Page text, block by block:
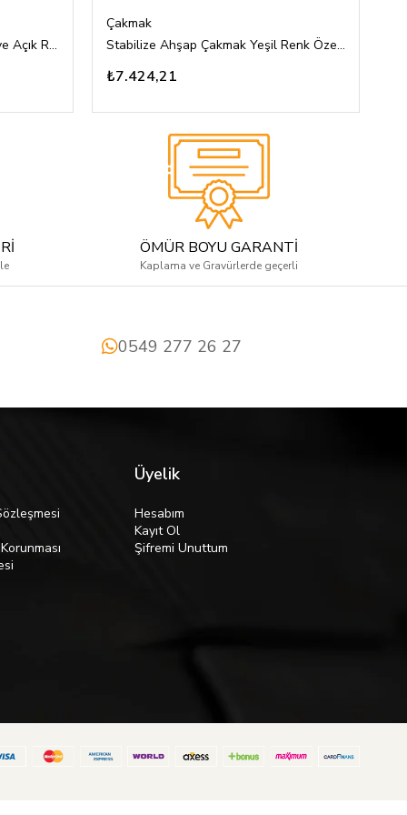
Stabilize Ahşap Çakmak Koyu ve Açık Renkli Özel Tasarım
Çakmak
Stabilize Ahşap Çakmak Yeşil Renk Özel Tasarım
₺7.424,21
ÖMÜR BOYU GARANTİ
Kaplama ve Gravürlerde geçerli
0549 277 26 27
Üyelik
Hesabım
Kayıt Ol
Şifremi Unuttum